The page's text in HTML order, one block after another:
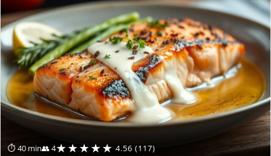
⏱ 40 min👥 4★★★★★ 4.56 (117)